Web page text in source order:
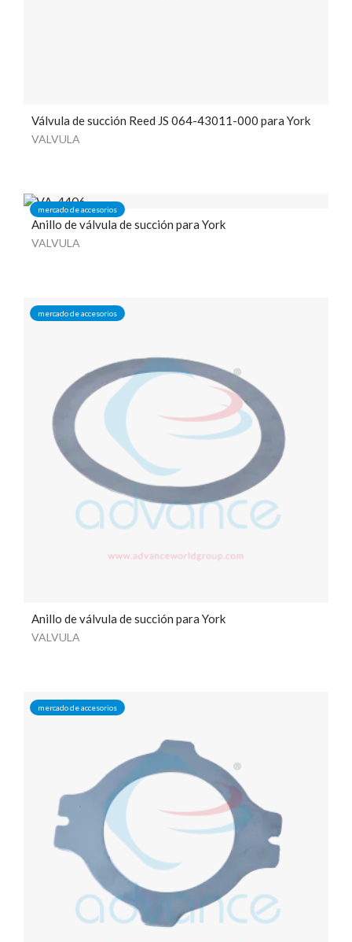
Válvula de succión Reed JS 064-43011-000 para York
VALVULA
mercado de accesorios
Anillo de válvula de succión para York
VALVULA
mercado de accesorios
Anillo de válvula de succión para York
VALVULA
mercado de accesorios